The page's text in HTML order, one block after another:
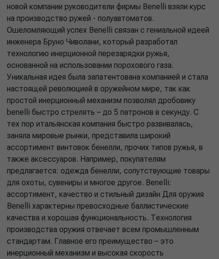
новой компании руководители фирмы Benelli взяли курс
на производство ружей - полуавтоматов.
Ошеломляющий успех Benelli связан с гениальной идеей
инженера Бруно Чиволани, который разработал
технологию инерционной перезарядки ружья,
основанной на использовании порохового газа.
Уникальная идея была запатентована компанией и стала
настоящей революцией в оружейном мире, так как
простой инерционный механизм позволял дробовику
benelli быстро стрелять – до 5 патронов в секунду. С
тех пор итальянская компания быстро развивалась,
заняла мировые рынки, представила широкий
ассортимент винтовок бенелли, прочих типов ружья, в
также аксессуаров. Например, покупателям
предлагается: одежда бенелли, сопутствующие товары
для охоты, сувениры и многое другое. Benelli:
ассортимент, качество и стильный дизайн Для оружия
Benelli характерны превосходные баллистические
качества и хорошая функциональность. Технология
производства оружия отвечает всем промышленным
стандартам. Главное его преимущество – это
инерционный механизм и высокая скорость